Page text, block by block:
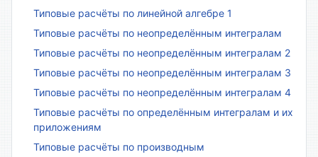
Типовые расчёты по линейной алгебре 1
Типовые расчёты по неопределённым интегралам
Типовые расчёты по неопределённым интегралам 2
Типовые расчёты по неопределённым интегралам 3
Типовые расчёты по неопределённым интегралам 4
Типовые расчёты по определённым интегралам и их
приложениям
Типовые расчёты по производным